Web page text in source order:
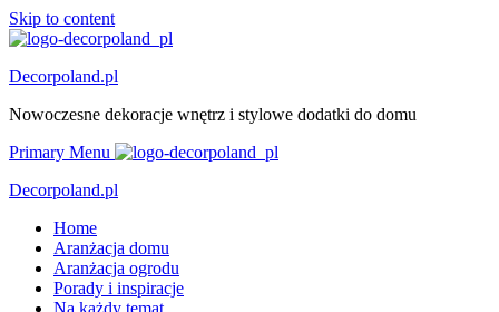
Skip to content
Decorpoland.pl
Nowoczesne dekoracje wnętrz i stylowe dodatki do domu
Primary Menu
Decorpoland.pl
Home
Aranżacja domu
Aranżacja ogrodu
Porady i inspiracje
Na każdy temat